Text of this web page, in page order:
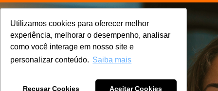
Utilizamos cookies para oferecer melhor
experiência, melhorar o desempenho, analisar
como você interage em nosso site e
personalizar conteúdo. Saiba mais
Recusar Cookies Aceitar Cookies
Obrigado!
Recebemos seu contato e